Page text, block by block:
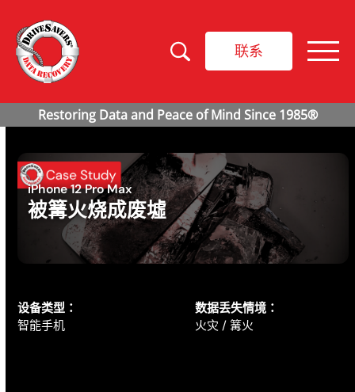
联系
iPhone 12 Pro Max
被篝火烧成废墟
设备类型：
智能手机
数据丢失情境：
火灾 / 篝火